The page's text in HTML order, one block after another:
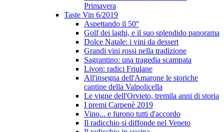
Primavera
Taste Vin 6/2019
Aspettando il 50°
Golf dei laghi, e il suo splendido panorama
Dolce Natale: i vini da dessert
Grandi vini rossi nella tradizione
Sagrantino: una tragedia scampata
Livon: radici Friulane
All'insegna dell'Amarone le storiche
cantine della Valpolicella
Le vigne dell'Orvieto, tremila anni di storia
I premi Carpenè 2019
Vino... e furono tutti d'accordo
Il radicchio si diffonde nel Veneto